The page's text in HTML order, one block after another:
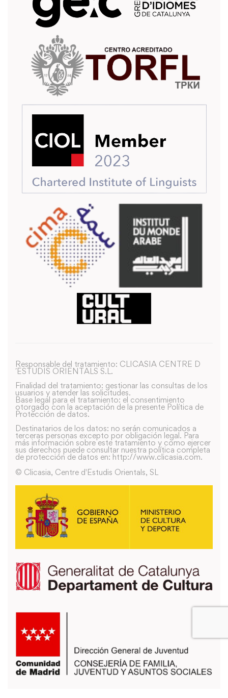
Responsable del tratamiento: CLICASIA CENTRE D
´ESTUDIS ORIENTALS S.L.
Finalidad del tratamiento: gestionar las consultas de los
usuarios y atender las solicitudes.
Base legal para el tratamiento: el consentimiento
otorgado con la aceptación de la presente Política de
Protección de datos.
Destinatarios de los datos: no serán comunicados a
terceras personas excepto por obligación legal. Para
más información sobre este tratamiento y como ejercer
sus derechos puede consultar nuestra política completa
de protección de datos en: http://www.clicasia.com.
© Clicasia, Centre d'Estudis Orientals, SL